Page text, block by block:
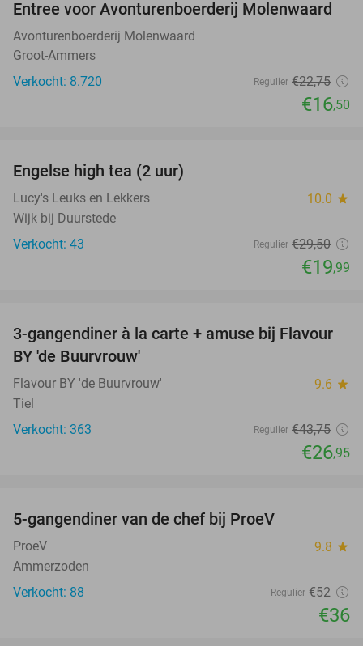
27%
Entree voor Avonturenboerderij Molenwaard
Avonturenboerderij Molenwaard
Groot-Ammers
Verkocht: 8.720
Regulier €22,75
€16,50
Engelse high tea (2 uur)
Lucy's Leuks en Lekkers 10.0 star
Wijk bij Duurstede
Verkocht: 43
Regulier €29,50
€19,99
38%
3-gangendiner à la carte + amuse bij Flavour
BY 'de Buurvrouw'
Flavour BY 'de Buurvrouw' 9.6 star
Tiel
Verkocht: 363
Regulier €43,75
€26,95
5-gangendiner van de chef bij ProeV
ProeV 9.8 star
Ammerzoden
Verkocht: 88
Regulier €52
€36